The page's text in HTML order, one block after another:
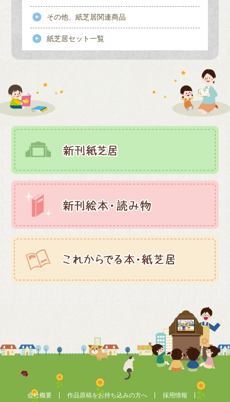
その他、紙芝居関連商品
紙芝居セット一覧
会社概要 作品原稿をお持ち込みの方へ 採用情報